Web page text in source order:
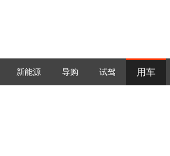
新能源 导购 试驾 用车